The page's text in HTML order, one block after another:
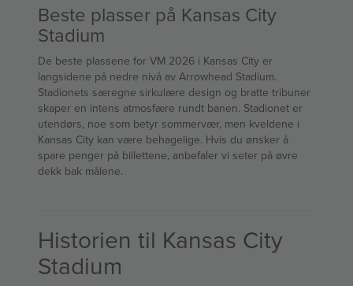
Beste plasser på Kansas City
Stadium
De beste plassene for VM 2026 i Kansas City er
langsidene på nedre nivå av Arrowhead Stadium.
Stadionets særegne sirkulære design og bratte tribuner
skaper en intens atmosfære rundt banen. Stadionet er
utendørs, noe som betyr sommervær, men kveldene i
Kansas City kan være behagelige. Hvis du ønsker å
spare penger på billettene, anbefaler vi seter på øvre
dekk bak målene.
Historien til Kansas City
Stadium